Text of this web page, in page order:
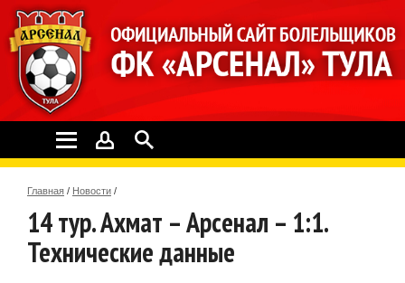
Главная / Новости /
14 тур. Ахмат – Арсенал – 1:1.
Технические данные